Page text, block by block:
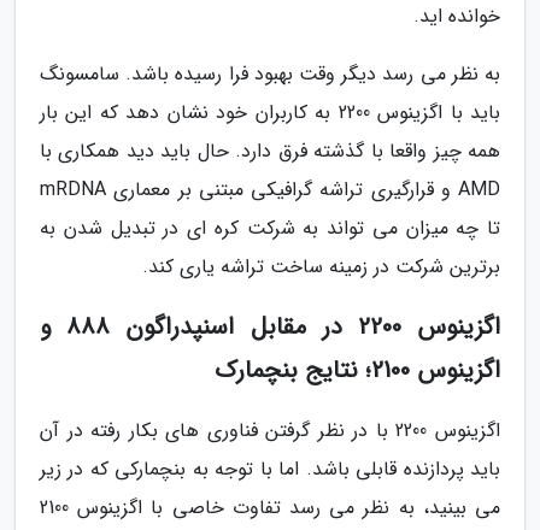
خوانده اید.
به نظر می رسد دیگر وقت بهبود فرا رسیده باشد. سامسونگ
باید با اگزینوس 2200 به کاربران خود نشان دهد که این بار
همه چیز واقعا با گذشته فرق دارد. حال باید دید همکاری با
AMD و قرارگیری تراشه گرافیکی مبتنی بر معماری mRDNA
تا چه میزان می تواند به شرکت کره ای در تبدیل شدن به
برترین شرکت در زمینه ساخت تراشه یاری کند.
اگزینوس 2200 در مقابل اسنپدراگون 888 و
اگزینوس 2100؛ نتایج بنچمارک
اگزینوس 2200 با در نظر گرفتن فناوری های بکار رفته در آن
باید پردازنده قابلی باشد. اما با توجه به بنچمارکی که در زیر
می بینید، به نظر می رسد تفاوت خاصی با اگزینوس 2100